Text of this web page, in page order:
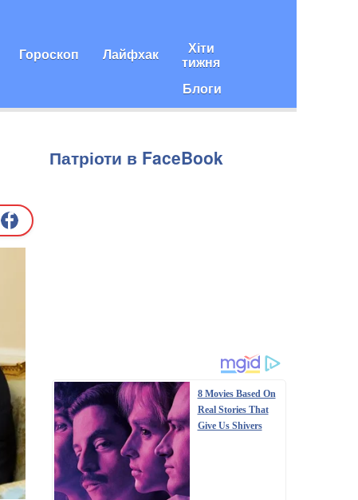
Гороскоп Лайфхак Хіти
тижня
Блоги
Патріоти в FaceBook
8 Movies Based On
Real Stories That
Give Us Shivers